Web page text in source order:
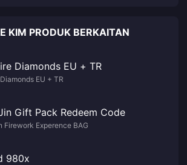
KIM PRODUK BERKAITAN
Diamonds EU + TR
EU + TR
Gift Pack Redeem Code
Firework Experence BAG
980x